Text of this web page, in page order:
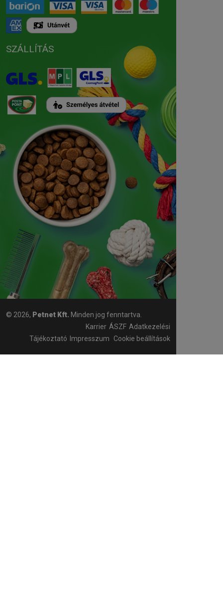
SZÁLLÍTÁS
© 2026, Petnet Kft. Minden jog fenntartva.
Karrier ÁSZF Adatkezelési
Tájékoztató
Impresszum Cookie beállítások